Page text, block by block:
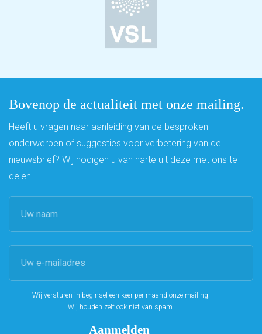
Bovenop de actualiteit met onze mailing.
Heeft u vragen naar aanleiding van de besproken
onderwerpen of suggesties voor verbetering van de
nieuwsbrief? Wij nodigen u van harte uit deze met ons te
delen.
Wij versturen in beginsel een keer per maand onze mailing.
Wij houden zelf ook niet van spam.